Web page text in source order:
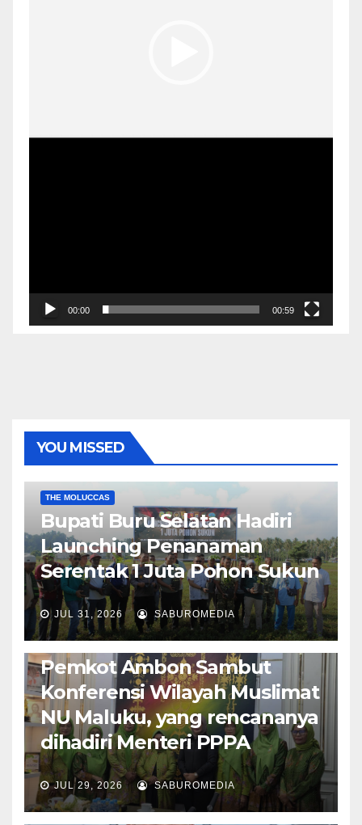
00:00 00:59
YOU MISSED
THE MOLUCCAS
Bupati Buru Selatan Hadiri
Launching Penanaman
Serentak 1 Juta Pohon Sukun
JUL 31, 2026 SABUROMEDIA
AMBON METRO JURNALISME AKTIVIS
POLITIK & PEMERINTAHAN
Pemkot Ambon Sambut
Konferensi Wilayah Muslimat
NU Maluku, yang rencananya
dihadiri Menteri PPPA
JUL 29, 2026 SABUROMEDIA
AMBON METRO POLITIK & PEMERINTAHAN